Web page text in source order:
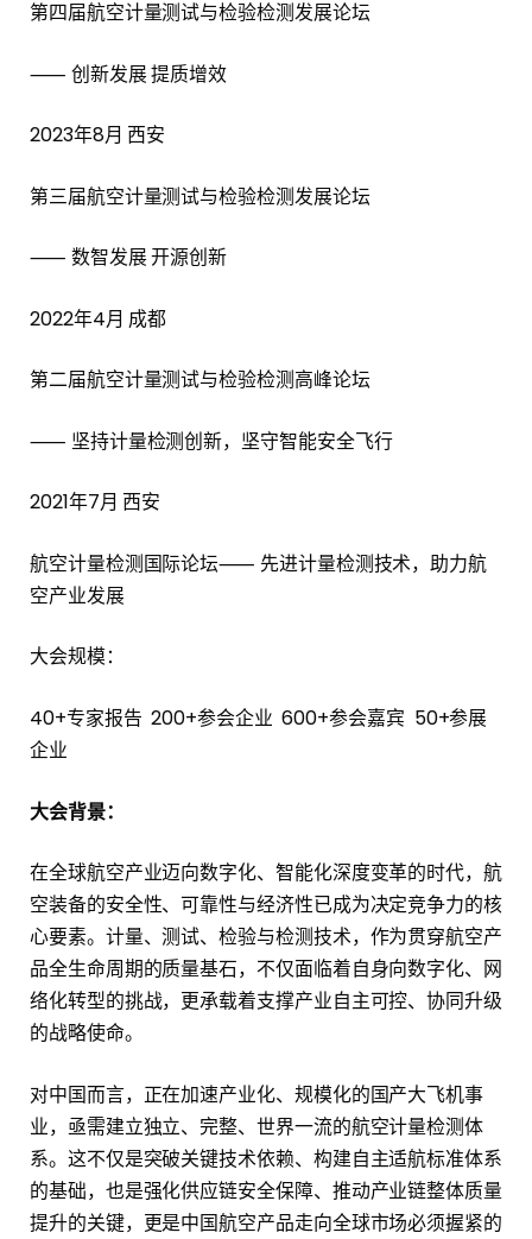
第四届航空计量测试与检验检测发展论坛
⸺ 创新发展 提质增效
2023年8月 西安
第三届航空计量测试与检验检测发展论坛
⸺ 数智发展 开源创新
2022年4月 成都
第二届航空计量测试与检验检测高峰论坛
⸺ 坚持计量检测创新，坚守智能安全飞行
2021年7月 西安
航空计量检测国际论坛⸺ 先进计量检测技术，助力航
空产业发展
大会规模：
40+专家报告 200+参会企业 600+参会嘉宾 50+参展
企业
大会背景：
在全球航空产业迈向数字化、智能化深度变革的时代，航
空装备的安全性、可靠性与经济性已成为决定竞争力的核
心要素。计量、测试、检验与检测技术，作为贯穿航空产
品全生命周期的质量基石，不仅面临着自身向数字化、网
络化转型的挑战，更承载着支撑产业自主可控、协同升级
的战略使命。
对中国而言，正在加速产业化、规模化的国产大飞机事
业，亟需建立独立、完整、世界一流的航空计量检测体
系。这不仅是突破关键技术依赖、构建自主适航标准体系
的基础，也是强化供应链安全保障、推动产业链整体质量
提升的关键，更是中国航空产品走向全球市场必须握紧的